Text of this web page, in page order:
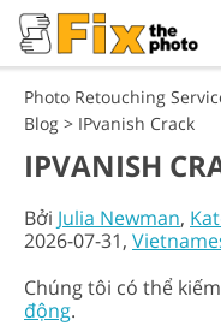
Photo Retouching
Blog > IPvanish Crack
IPVANISH
Bởi Julia Newman,
2026-07-31,
Chúng tôi có thể
động.